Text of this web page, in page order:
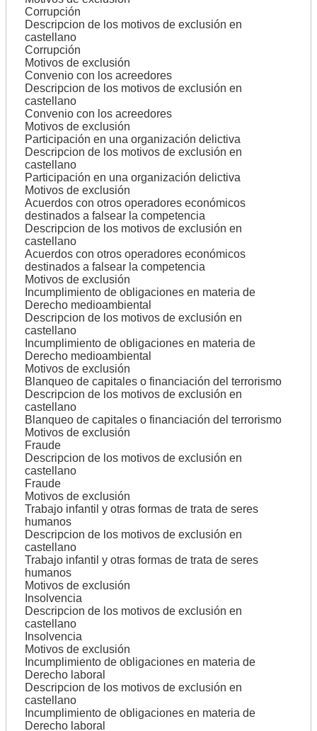
Corrupción
Descripcion de los motivos de exclusión en
castellano
Corrupción
Motivos de exclusión
Convenio con los acreedores
Descripcion de los motivos de exclusión en
castellano
Convenio con los acreedores
Motivos de exclusión
Participación en una organización delictiva
Descripcion de los motivos de exclusión en
castellano
Participación en una organización delictiva
Motivos de exclusión
Acuerdos con otros operadores económicos
destinados a falsear la competencia
Descripcion de los motivos de exclusión en
castellano
Acuerdos con otros operadores económicos
destinados a falsear la competencia
Motivos de exclusión
Incumplimiento de obligaciones en materia de
Derecho medioambiental
Descripcion de los motivos de exclusión en
castellano
Incumplimiento de obligaciones en materia de
Derecho medioambiental
Motivos de exclusión
Blanqueo de capitales o financiación del terrorismo
Descripcion de los motivos de exclusión en
castellano
Blanqueo de capitales o financiación del terrorismo
Motivos de exclusión
Fraude
Descripcion de los motivos de exclusión en
castellano
Fraude
Motivos de exclusión
Trabajo infantil y otras formas de trata de seres
humanos
Descripcion de los motivos de exclusión en
castellano
Trabajo infantil y otras formas de trata de seres
humanos
Motivos de exclusión
Insolvencia
Descripcion de los motivos de exclusión en
castellano
Insolvencia
Motivos de exclusión
Incumplimiento de obligaciones en materia de
Derecho laboral
Descripcion de los motivos de exclusión en
castellano
Incumplimiento de obligaciones en materia de
Derecho laboral